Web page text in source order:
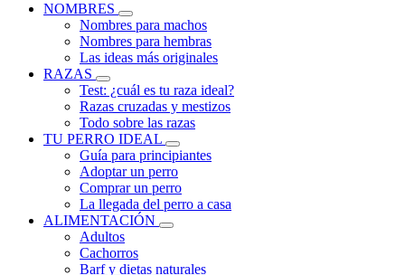
NOMBRES
Nombres para machos
Nombres para hembras
Las ideas más originales
RAZAS
Test: ¿cuál es tu raza ideal?
Razas cruzadas y mestizos
Todo sobre las razas
TU PERRO IDEAL
Guía para principiantes
Adoptar un perro
Comprar un perro
La llegada del perro a casa
ALIMENTACIÓN
Adultos
Cachorros
Barf y dietas naturales